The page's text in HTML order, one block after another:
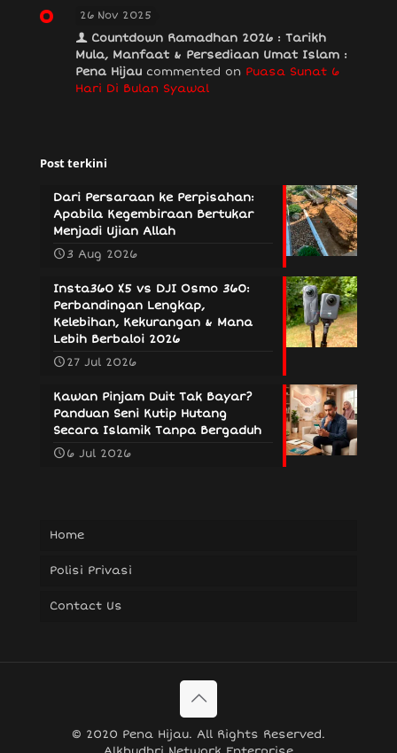
26 Nov 2025
Countdown Ramadhan 2026 : Tarikh
Mula, Manfaat & Persediaan Umat Islam :
Pena Hijau commented on Puasa Sunat 6
Hari Di Bulan Syawal
Post terkini
Dari Persaraan ke Perpisahan:
Apabila Kegembiraan Bertukar
Menjadi Ujian Allah
3 Aug 2026
Insta360 X5 vs DJI Osmo 360:
Perbandingan Lengkap,
Kelebihan, Kekurangan & Mana
Lebih Berbaloi 2026
27 Jul 2026
Kawan Pinjam Duit Tak Bayar?
Panduan Seni Kutip Hutang
Secara Islamik Tanpa Bergaduh
6 Jul 2026
Home
Polisi Privasi
Contact Us
© 2020 Pena Hijau. All Rights Reserved.